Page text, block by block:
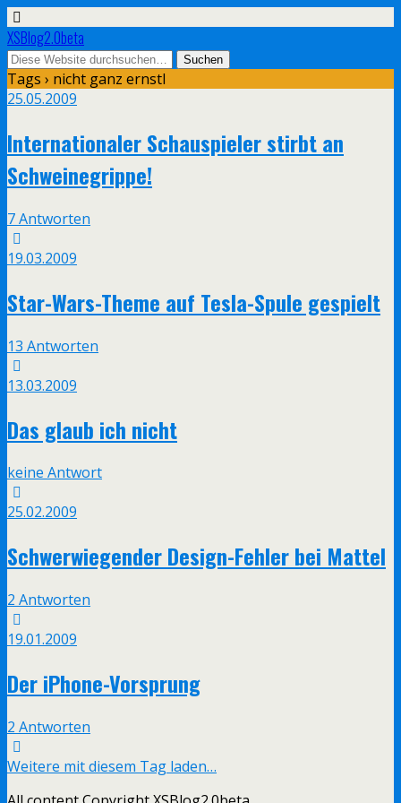
XSBlog2.0beta
Tags › nicht ganz ernstl
25.05.2009
Internationaler Schauspieler stirbt an
Schweinegrippe!
7 Antworten
19.03.2009
Star-Wars-Theme auf Tesla-Spule gespielt
13 Antworten
13.03.2009
Das glaub ich nicht
keine Antwort
25.02.2009
Schwerwiegender Design-Fehler bei Mattel
2 Antworten
19.01.2009
Der iPhone-Vorsprung
2 Antworten
Weitere mit diesem Tag laden…